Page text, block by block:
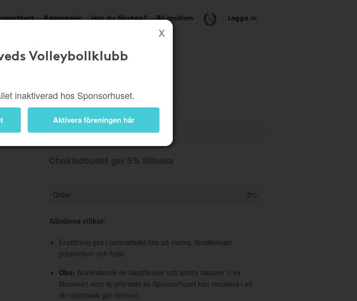
Kampanjer Har du företag? Bli medlem Logga in
Volleybollklubb
inaktiverad hos Sponsorhuset.
Aktivera föreningen här
Information
Chokladbudet ger 5% tillbaka
Order 5%
Allmänna villkor:
Ersättning ges i normalfallet inte på moms, försäkringar,
presentkort och frakt.
Obs: Användande av rabattkoder och andra rabatter (t ex
Mecenat) som ej utfärdats av Sponsorhuset kan resultera i att
din cashback går förlorad.